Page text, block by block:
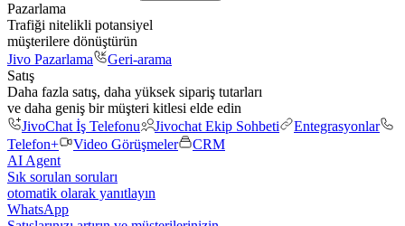
Pazarlama
Trafiği nitelikli potansiyel
müşterilere dönüştürün
Jivo Pazarlama
Geri-arama
Satış
Daha fazla satış, daha yüksek sipariş tutarları
ve daha geniş bir müşteri kitlesi elde edin
JivoChat İş Telefonu
Jivochat Ekip Sohbeti
Entegrasyonlar
Telefon+
Video Görüşmeler
CRM
AI Agent
Sık sorulan soruları
otomatik olarak yanıtlayın
WhatsApp